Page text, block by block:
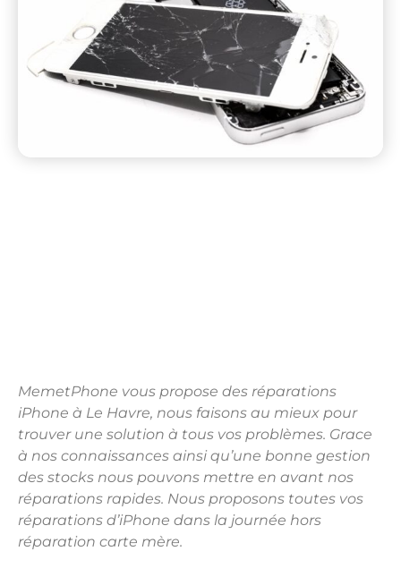
MemetPhone vous propose des réparations
iPhone à Le Havre, nous faisons au mieux pour
trouver une solution à tous vos problèmes. Grace
à nos connaissances ainsi qu’une bonne gestion
des stocks nous pouvons mettre en avant nos
réparations rapides. Nous proposons toutes vos
réparations d’iPhone dans la journée hors
réparation carte mère.